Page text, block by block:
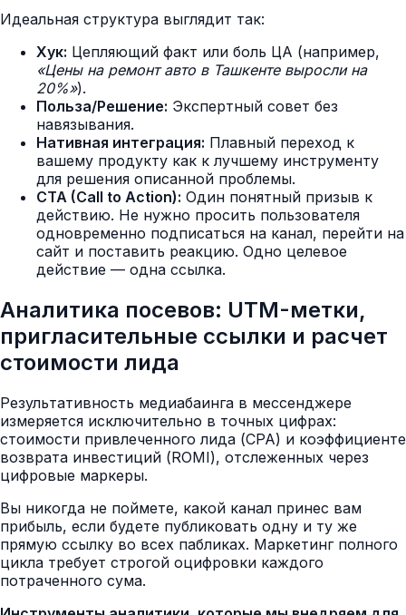
Идеальная структура выглядит так:
Хук: Цепляющий факт или боль ЦА (например,
«Цены на ремонт авто в Ташкенте выросли на
20%»).
Польза/Решение: Экспертный совет без
навязывания.
Нативная интеграция: Плавный переход к
вашему продукту как к лучшему инструменту
для решения описанной проблемы.
CTA (Call to Action): Один понятный призыв к
действию. Не нужно просить пользователя
одновременно подписаться на канал, перейти на
сайт и поставить реакцию. Одно целевое
действие — одна ссылка.
Аналитика посевов: UTM-метки,
пригласительные ссылки и расчет
стоимости лида
Результативность медиабаинга в мессенджере
измеряется исключительно в точных цифрах:
стоимости привлеченного лида (CPA) и коэффициенте
возврата инвестиций (ROMI), отслеженных через
цифровые маркеры.
Вы никогда не поймете, какой канал принес вам
прибыль, если будете публиковать одну и ту же
прямую ссылку во всех пабликах. Маркетинг полного
цикла требует строгой оцифровки каждого
потраченного сума.